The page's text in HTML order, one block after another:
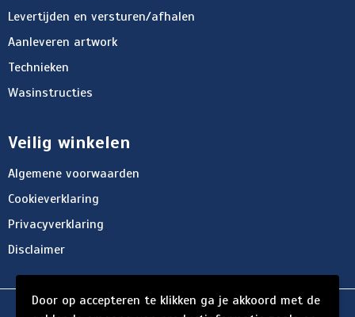
Levertijden en versturen/afhalen
Aanleveren artwork
Technieken
Wasinstructies
Veilig winkelen
Algemene voorwaarden
Cookieverklaring
Privacyverklaring
Disclaimer
Door op accepteren te klikken ga je akkoord met de